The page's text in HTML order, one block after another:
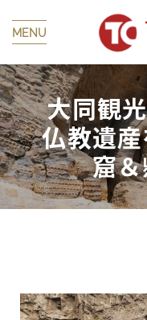
MENU
大同観
仏教遺
窟